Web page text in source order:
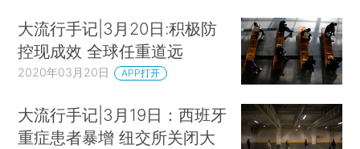
大流行手记|3月20日:积极防
控现成效 全球任重道远
2020年03月20日 APP打开
大流行手记|3月19日：西班牙
重症患者暴增 纽交所关闭大